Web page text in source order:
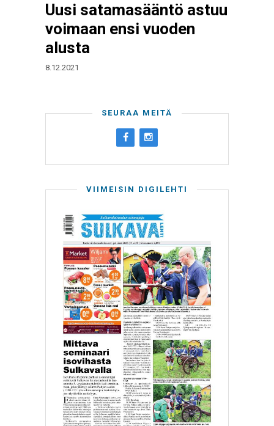
Uusi satamasääntö astuu
voimaan ensi vuoden
alusta
8.12.2021
SEURAA MEITÄ
VIIMEISIN DIGILEHTI